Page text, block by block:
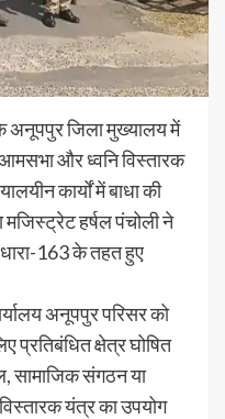
अनूपपुर जिला मुख्यालय में
और ध्वनि विस्तारक
कार्यों में बाधा की
हर्षल पंचोली ने
धारा-163 के तहत हुए
अनूपपुर परिसर को
प्रतिबंधित क्षेत्र घोषित
सामाजिक संगठन या
यंत्र का उपयोग